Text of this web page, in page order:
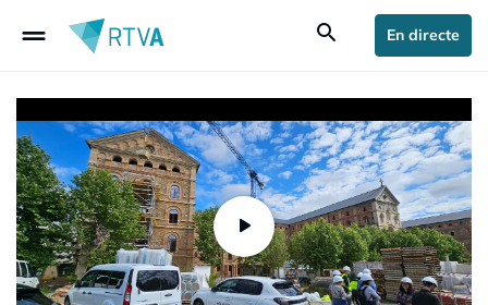
drag_handle search En directe